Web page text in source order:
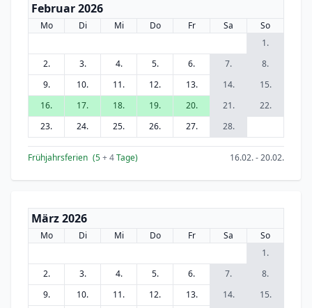
Februar 2026
Mo Di Mi Do Fr Sa
So
1.
2.
3. 4. 5. 6. 7.
8.
9.
10. 11. 12. 13. 14.
15.
16.
17. 18. 19. 20. 21.
22.
23.
24. 25. 26. 27. 28.
Frühjahrsferien (5+ 4Tage) 16.02. - 20.02.
März 2026
Mo Di Mi Do Fr Sa
So
1.
2.
3. 4. 5. 6. 7.
8.
9.
10. 11. 12. 13. 14.
15.